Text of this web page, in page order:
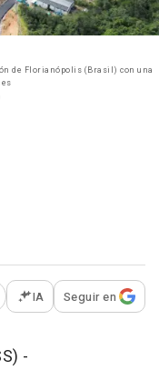
de Florianópolis (Brasil) con una
opciones para
IA Seguir en
-